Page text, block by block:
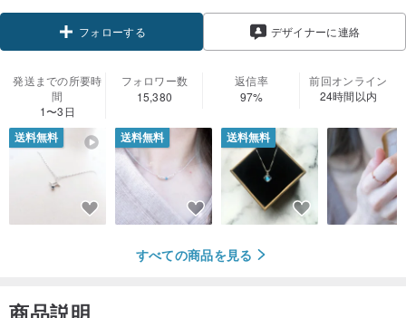
フォローする
デザイナーに連絡
発送までの所要時
間
1〜3日
フォロワー数
15,380
返信率
97%
前回オンライン
24時間以内
送料無料 送料無料 送料無料
すべての商品を見る
商品説明